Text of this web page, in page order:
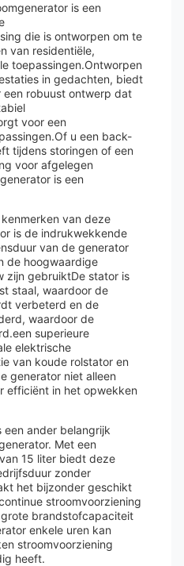
is een
die is ontworpen om te
van residentiële,
toepassingen.Ontworpen
in gedachten, biedt
robuust ontwerp dat
voor een
u een back-
tijdens storingen of een
voor afgelegen
is een
van deze
is de indrukwekkende
van de generator
de hoogwaardige
zijn gebruiktDe stator is
staal, waardoor de
verbeterd en de
waardoor de
superieure
elektrische
van koude rolstator en
generator niet alleen
efficiënt in het opwekken
ander belangrijk
Met een
15 liter biedt deze
zonder
het bijzonder geschikt
stroomvoorziening
brandstofcapaciteit
enkele uren kan
stroomvoorziening
heeft.